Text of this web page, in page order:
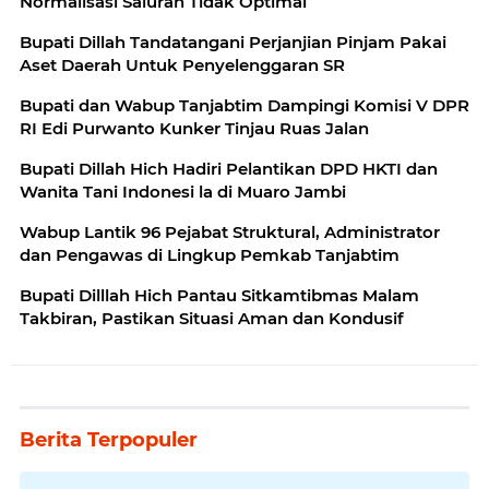
Bupati Dillah Tandatangani Perjanjian Pinjam Pakai
Aset Daerah Untuk Penyelenggaran SR
Bupati dan Wabup Tanjabtim Dampingi Komisi V DPR
RI Edi Purwanto Kunker Tinjau Ruas Jalan
Bupati Dillah Hich Hadiri Pelantikan DPD HKTI dan
Wanita Tani Indonesi la di Muaro Jambi
Wabup Lantik 96 Pejabat Struktural, Administrator
dan Pengawas di Lingkup Pemkab Tanjabtim
Bupati Dilllah Hich Pantau Sitkamtibmas Malam
Takbiran, Pastikan Situasi Aman dan Kondusif
Berita Terpopuler